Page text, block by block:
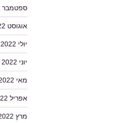
ספטמבר 2022
אוגוסט 2022
יולי 2022
יוני 2022
מאי 2022
אפריל 2022
מרץ 2022